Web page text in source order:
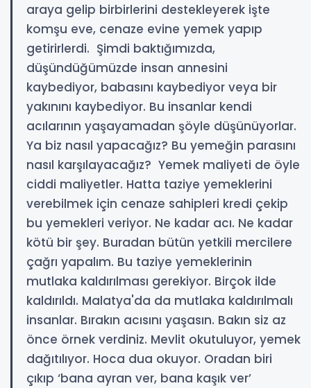
araya gelip birbirlerini destekleyerek işte
komşu eve, cenaze evine yemek yapıp
getirirlerdi. Şimdi baktığımızda,
düşündüğümüzde insan annesini
kaybediyor, babasını kaybediyor veya bir
yakınını kaybediyor. Bu insanlar kendi
acılarının yaşayamadan şöyle düşünüyorlar.
Ya biz nasıl yapacağız? Bu yemeğin parasını
nasıl karşılayacağız? Yemek maliyeti de öyle
ciddi maliyetler. Hatta taziye yemeklerini
verebilmek için cenaze sahipleri kredi çekip
bu yemekleri veriyor. Ne kadar acı. Ne kadar
kötü bir şey. Buradan bütün yetkili mercilere
çağrı yapalım. Bu taziye yemeklerinin
mutlaka kaldırılması gerekiyor. Birçok ilde
kaldırıldı. Malatya'da da mutlaka kaldırılmalı
insanlar. Bırakın acısını yaşasın. Bakın siz az
önce örnek verdiniz. Mevlit okutuluyor, yemek
dağıtılıyor. Hoca dua okuyor. Oradan biri
çıkıp ‘bana ayran ver, bana kaşık ver’